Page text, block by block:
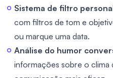
Sistema de filtro
com filtros de tom e
ou marque uma data.
Análise do humor
informações sobre o clima